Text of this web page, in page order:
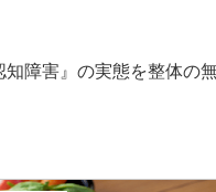
知障害』の実態を整体の